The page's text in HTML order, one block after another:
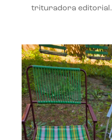
trituradora editorial.